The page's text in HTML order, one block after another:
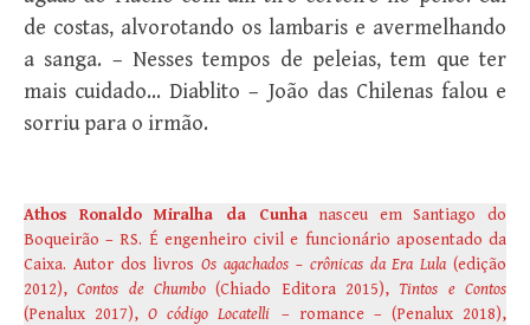
de costas, alvorotando os lambaris e avermelhando
a sanga. – Nesses tempos de peleias, tem que ter
mais cuidado… Diablito – João das Chilenas falou e
sorriu para o irmão.
Athos Ronaldo Miralha da Cunhanasceu em Santiago do
Boqueirão – RS. É engenheiro civil e funcionário aposentado da
Caixa. Autor dos livrosOs agachados – crônicas da Era Lula (edição
2012),Contos de Chumbo (Chiado Editora 2015),Tintos e Contos
(Penalux 2017),O código Locatelli
– romance – (Penalux 2018),